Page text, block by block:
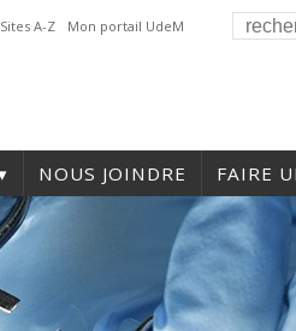
Sites A-Z Mon portail UdeM
NOUS JOINDRE FAIRE